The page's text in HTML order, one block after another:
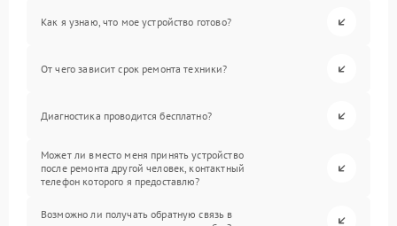
Как я узнаю, что мое устройство готово?
От чего зависит срок ремонта техники?
Диагностика проводится бесплатно?
Может ли вместо меня принять устройство
после ремонта другой человек, контактный
телефон которого я предоставлю?
Возможно ли получать обратную связь в